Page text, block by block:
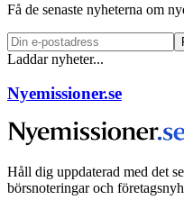
Få de senaste nyheterna om
Laddar nyheter...
Nyemissioner.se
Håll dig uppdaterad med det
börsnoteringar och